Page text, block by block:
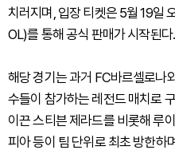
치러지며, 입장 티켓은 5월 19일
OL)를 통해 공식 판매가 시작된다.
해당 경기는 과거 FC바르셀로나
수들이 참가하는 레전드 매치로
이끈 스티븐 제라드를 비롯해 루
피아 등이 팀 단위로 최초 방한하